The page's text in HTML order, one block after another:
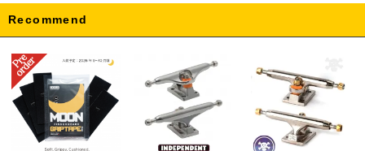
Recommend